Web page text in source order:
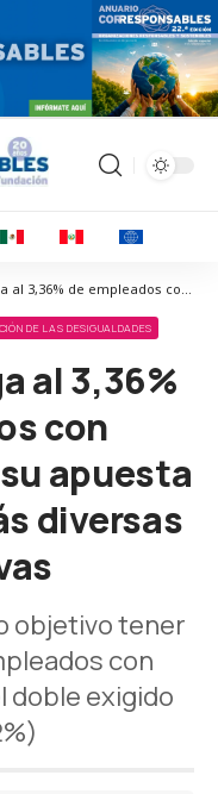
Corresponsables > Social > Leroy Merlin llega al 3,36% de empleados con discapacidad en su apuesta por plantillas más diversas e inclusivas
DE LAS DESIGUALDADES
al 3,36%
con
apuesta
diversas
objetivo tener
con
doble exigido